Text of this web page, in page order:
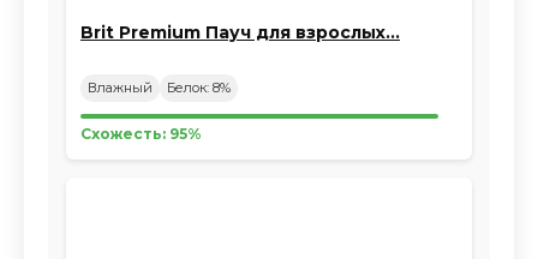
Brit Premium Пауч для взрослых…
Влажный Белок: 8%
Схожесть: 95%